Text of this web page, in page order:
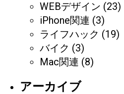
WEBデザイン (23)
iPhone関連 (3)
ライフハック (19)
バイク (3)
Mac関連 (8)
アーカイブ